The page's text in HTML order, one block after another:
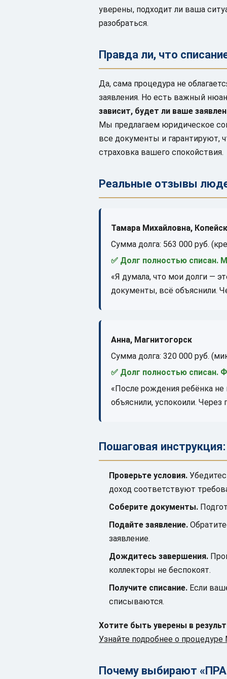
уверены, подходит ли ваша
разобраться.
Правда ли, что
Да, сама процедура не
заявления. Но есть важный
зависит, будет ли ваше
Мы предлагаем юридическое
все документы и гарантируют,
страховка вашего спокойствия.
Реальные отзывы
Тамара Михайловна, Копейск
Сумма долга: 563 000 руб.
✅ Долг полностью списан.
«Я думала, что мои долги —
документы, всё объяснили.
Анна, Магнитогорск
Сумма долга: 320 000 руб.
✅ Долг полностью списан.
«После рождения ребёнка
объяснили, успокоили. Через
Пошаговая
Проверьте условия.
доход соответствуют
Соберите документы.
Подайте заявление.
заявление.
Дождитесь завершения.
коллекторы не беспокоят.
Получите списание. Если
списываются.
Хотите быть уверены в
Узнайте подробнее о
Почему выбирают